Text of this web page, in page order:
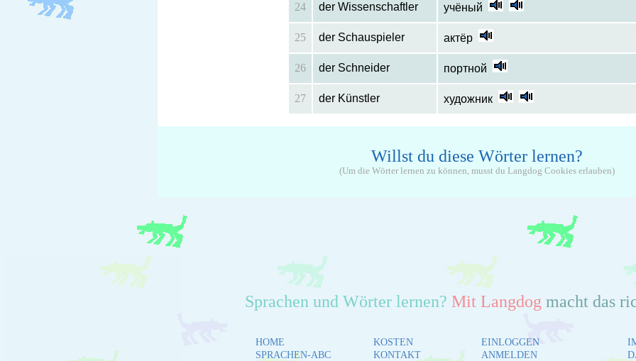
24 der Wissenschaftler учёный
25 der Schauspieler актёр
26 der Schneider портной
27 der Künstler художник
Willst du diese Wörter lernen?
(Um die Wörter lernen zu können, musst du Langdog Cookies erlauben)
Sprachen und Wörter lernen? Mit Langdog macht das
HOME
SPRACHEN-ABC
KOSTEN
KONTAKT
EINLOGGEN
ANMELDEN